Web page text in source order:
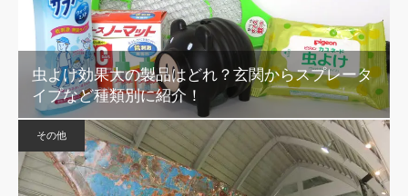
虫よけ効果大の製品はどれ？玄関からスプレータ
イプなど種類別に紹介！
その他